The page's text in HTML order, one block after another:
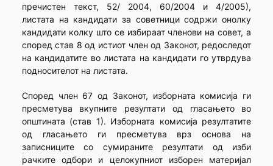
пречистен текст, 52/ 2004, 60/2004 и 4/2005),
листата на кандидати за советници содржи онолку
кандидати колку што се избираат членови на совет, а
според став 8 од истиот член од Законот, редоследот
на кандидатите во листата на кандидати го утврдува
подносителот на листата.
Според член 67 од Законот, изборната комисија ги
пресметува вкупните резултати од гласањето во
општината (став 1). Изборната комисија резултатите
од гласањето ги пресметува врз основа на
записниците со сумираните резултати од изби
рачките одбори и целокупниот изборен материјал